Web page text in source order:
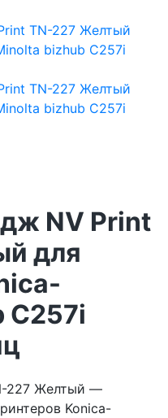
NV Print
для
C257i
227 Желтый —
Konica-